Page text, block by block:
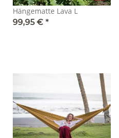
Hängematte Lava L
99,95 € *